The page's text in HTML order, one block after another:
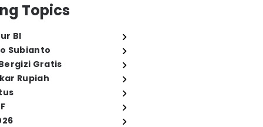
Topics
BI
Subianto
Gratis
Rupiah